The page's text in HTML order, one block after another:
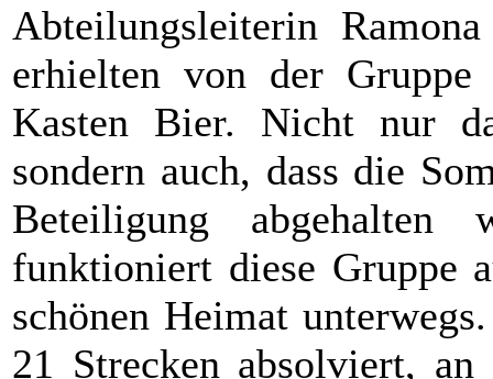
Abteilungsleiterin
erhielten von der Gruppe
Kasten Bier. Nicht nur
sondern auch, dass die
Beteiligung
funktioniert diese Gruppe
schönen Heimat
21 Strecken absolviert, an